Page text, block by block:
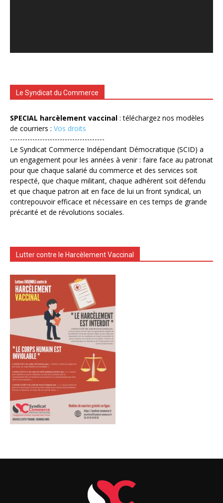
Le Syndicat du Commerce
SPECIAL harcèlement vaccinal : téléchargez nos modèles
de courriers : Vos droits
--------------------------------------
Le Syndicat Commerce Indépendant Démocratique (SCID) a
un engagement pour les années à venir : faire face au patronat
pour que chaque salarié du commerce et des services soit
respecté, que chaque militant, chaque adhérent soit défendu
et que chaque patron ait en face de lui un front syndical, un
contrepouvoir efficace et nécessaire en ces temps de grande
précarité et de révolutions sociales.
Lutter contre le Harcèlement Vaccinal